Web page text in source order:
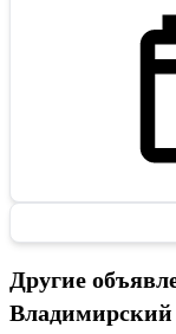
Другие
Владимирский